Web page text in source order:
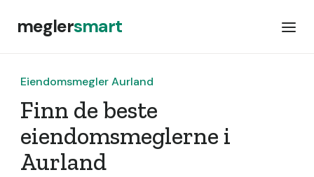
meglersmart
Eiendomsmegler Aurland
Finn de beste
eiendomsmeglerne i
Aurland